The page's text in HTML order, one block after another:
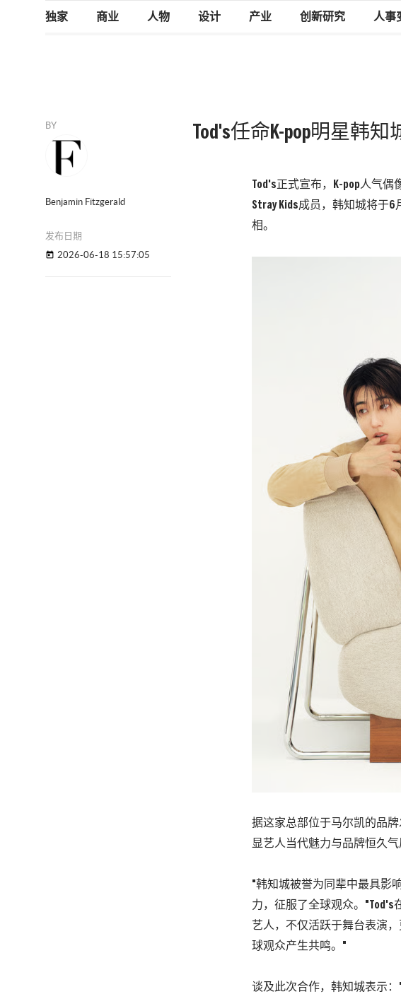
独家 商业 人物 设计 产业 创新研究 人事
BY
Benjamin Fitzgerald
发布日期
today 2026-06-18 15:57:05
Tod's任命K-pop明星韩
Tod's正式宣布，K-pop人气
Stray Kids成员，韩知城将于
相。
据这家总部位于马尔凯的品
显艺人当代魅力与品牌恒久气
"韩知城被誉为同辈中最具影
力，征服了全球观众。"Tod's
艺人，不仅活跃于舞台表演
球观众产生共鸣。"
谈及此次合作，韩知城表示